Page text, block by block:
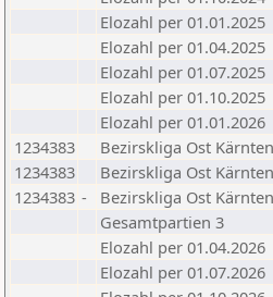
Elozahl per 01.01.2025
Elozahl per 01.04.2025
Elozahl per 01.07.2025
Elozahl per 01.10.2025
Elozahl per 01.01.2026
1234383
Bezirskliga Ost
1234383
Bezirskliga Ost
1234383 - Bezirskliga Ost
Gesamtpartien 3
Elozahl per 01.04.2026
Elozahl per 01.07.2026